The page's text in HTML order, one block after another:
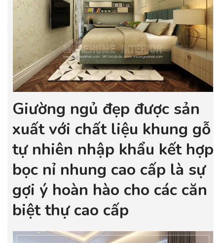
Giường ngủ đẹp được sản
xuất với chất liệu khung gỗ
tự nhiên nhập khẩu kết hợp
bọc nỉ nhung cao cấp là sự
gợi ý hoàn hào cho các căn
biệt thự cao cấp